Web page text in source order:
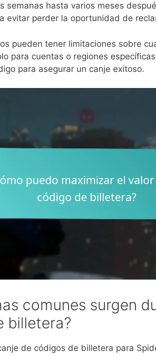
semanas hasta varios meses
evitar perder la oportunidad de
pueden tener limitaciones sobre
para cuentas o regiones
para asegurar un canje exitoso.
comunes surgen
billetera?
de códigos de billetera para